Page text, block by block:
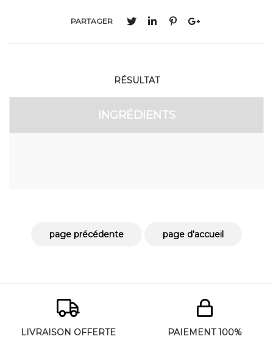
PARTAGER
RÉSULTAT
INGRÉDIENTS
LIVRAISON OFFERTE
PAIEMENT 100%